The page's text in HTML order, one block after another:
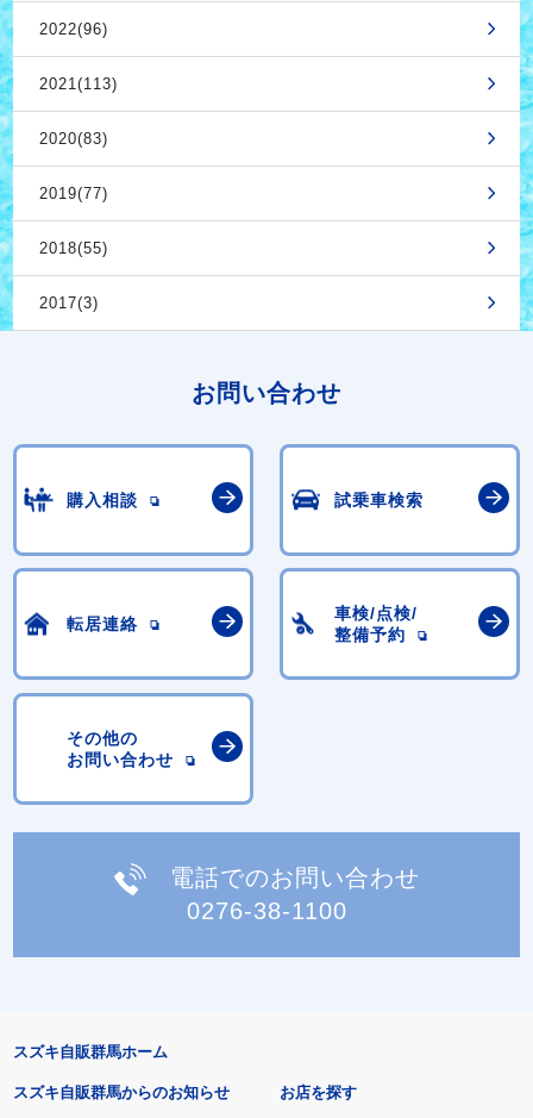
2022(96)
2021(113)
2020(83)
2019(77)
2018(55)
2017(3)
お問い合わせ
購入相談 試乗車検索
転居連絡
車検/点検/
整備予約
その他の
お問い合わせ
電話でのお問い合わせ
0276-38-1100
スズキ自販群馬ホーム
スズキ自販群馬からのお知らせ お店を探す